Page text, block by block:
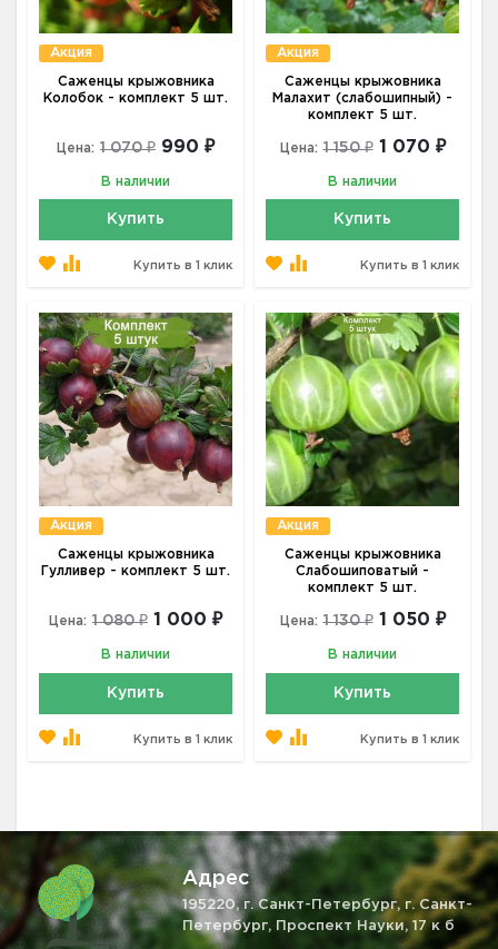
Акция
Саженцы крыжовника
Колобок - комплект 5 шт.
Цена: 1 070 ₽ 990 ₽
В наличии
Купить
Купить в 1 клик
Акция
Саженцы крыжовника
Малахит (слабошипный) -
комплект 5 шт.
Цена: 1 150 ₽ 1 070 ₽
В наличии
Купить
Купить в 1 клик
Акция
Саженцы крыжовника
Гулливер - комплект 5 шт.
Цена: 1 080 ₽ 1 000 ₽
В наличии
Купить
Купить в 1 клик
Акция
Саженцы крыжовника
Слабошиповатый -
комплект 5 шт.
Цена: 1 130 ₽ 1 050 ₽
В наличии
Купить
Купить в 1 клик
Адрес
195220, г. Санкт-Петербург, г. Санкт-
Петербург, Проспект Науки, 17 к б